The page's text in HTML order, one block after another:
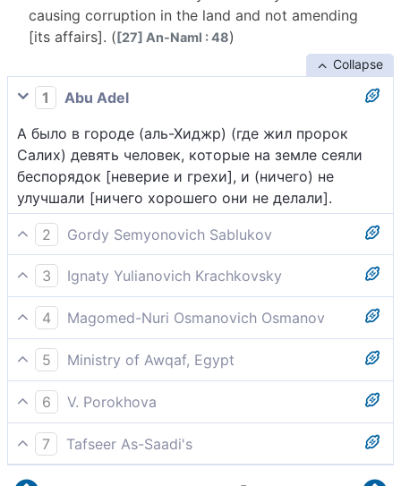
causing corruption in the land and not amending
[its affairs]. ([27] An-Naml : 48)
Collapse
1
Abu Adel
А было в городе (аль-Хиджр) (где жил пророк
Салих) девять человек, которые на земле сеяли
беспорядок [неверие и грехи], и (ничего) не
улучшали [ничего хорошего они не делали].
2
Gordy Semyonovich Sablukov
В городе их было девять человек, которые в этой
стране распространяли нечестие, и не делали
доброго.
3
Ignaty Yulianovich Krachkovsky
А было в городе девять человек, которые на
земле распространяли нечестие, а не благо.
4
Magomed-Nuri Osmanovich Osmanov
В городе было девять человек, которые творили
на земле нечестие и не вершили добра.
5
Ministry of Awqaf, Egypt
В городе, где жил Салих, среди людей было
девять предводителей - скверных нечестивцев,
которые творили нечестие своими
высказываниями и рассуждениями,
распространяя их по земле, и не творили добра.
6
V. Porokhova
А были в городе том девять человек, Которые на
той земле нечестие творили, Никак к благому не
стремясь.
7
Tafseer As-Saadi's
В городе было девять человек, которые